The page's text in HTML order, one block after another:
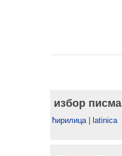
избор писма
ћирилица | latinica